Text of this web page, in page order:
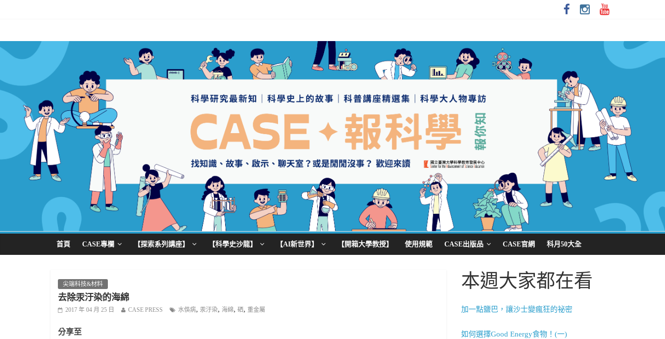
首頁 CASE專欄 【探索系列講座】 【科學史沙龍】 【AI新世界】 【開箱大學教授】 使用規範 CASE出版品 CASE官網 科月50大全
尖端科技&材料
去除汞汙染的海綿
2017 年 04 月 25 日 CASE PRESS 水俁病, 汞汙染, 海綿, 硒, 重金屬
分享至
本週大家都在看
加一點鹽巴，讓沙士變瘋狂的祕密
如何選擇Good Energy食物！(一)